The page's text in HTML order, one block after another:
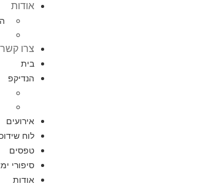
אודות
צרו קשר
בית
הנדיקפ
אירועים
לוח
טפסים
סיפורי
אודות